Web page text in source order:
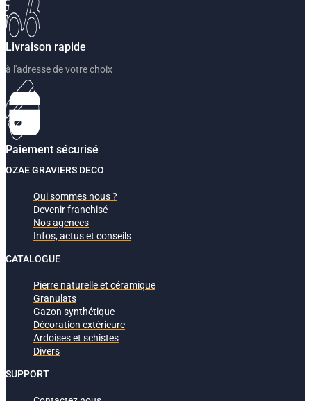
Livraison rapide
à l'adresse de votre choix
Paiement sécurisé
OZAE GRAVIERS DECO
Qui sommes nous ?
Devenir franchisé
Nos agences
Infos, actus et conseils
CATALOGUE
Pierre naturelle et céramique
Granulats
Gazon synthétique
Décoration extérieure
Ardoises et schistes
Divers
SUPPORT